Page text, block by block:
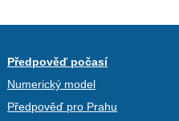
Předpověď počasí
Numerický model
Předpověď pro Prahu